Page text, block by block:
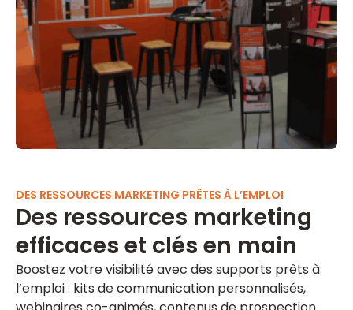
DES RESSOURCES MARKETING PRÊTES À L’EMPLOI
Des ressources marketing
efficaces et clés en main
Boostez votre visibilité avec des supports prêts à
l’emploi : kits de communication personnalisés,